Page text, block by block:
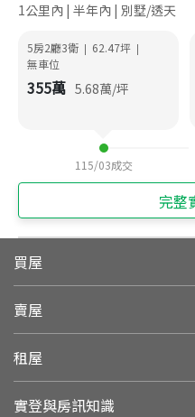
1公里內 | 半年內 | 別墅/透天
5房2廳3衛 | 62.47坪 |
無車位
355萬 5.68萬/坪
115/03成交
完整
買屋
賣屋
租屋
實登與房訊知識